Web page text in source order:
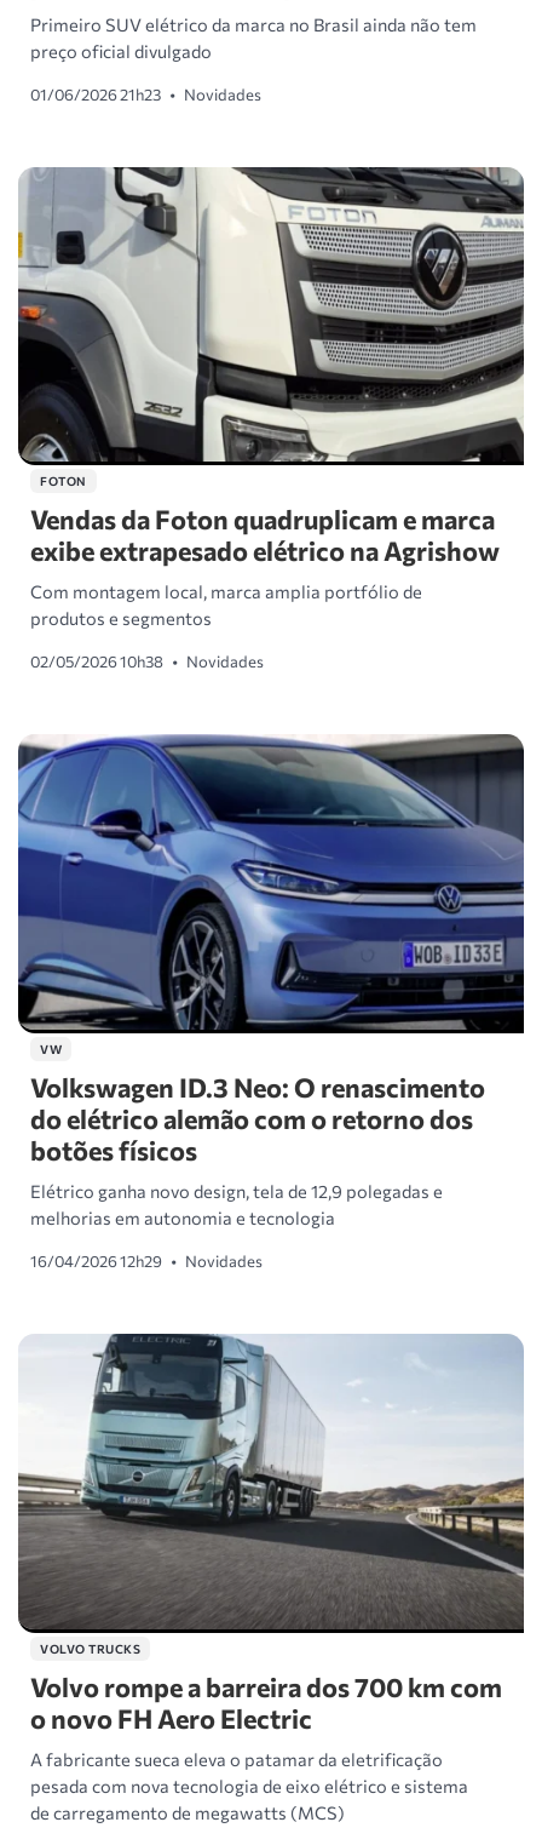
Primeiro SUV elétrico da marca no Brasil ainda não tem
preço oficial divulgado
01/06/2026 21h23 • Novidades
FOTON
Vendas da Foton quadruplicam e marca
exibe extrapesado elétrico na Agrishow
Com montagem local, marca amplia portfólio de
produtos e segmentos
02/05/2026 10h38 • Novidades
VW
Volkswagen ID.3 Neo: O renascimento
do elétrico alemão com o retorno dos
botões físicos
Elétrico ganha novo design, tela de 12,9 polegadas e
melhorias em autonomia e tecnologia
16/04/2026 12h29 • Novidades
VOLVO TRUCKS
Volvo rompe a barreira dos 700 km com
o novo FH Aero Electric
A fabricante sueca eleva o patamar da eletrificação
pesada com nova tecnologia de eixo elétrico e sistema
de carregamento de megawatts (MCS)